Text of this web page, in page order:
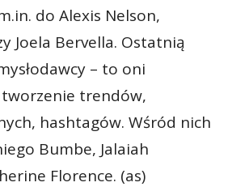
do Alexis Nelson,
Joela Bervella. Ostatnią
– to oni
trendów,
hashtagów. Wśród nich
Bumbe, Jalaiah
Florence. (as)